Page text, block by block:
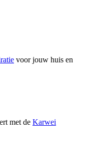
voor jouw huis en
met de Karwei